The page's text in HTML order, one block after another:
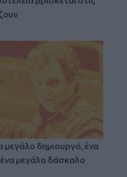
μεγάλο δημιουργό, ένα
μεγάλο δάσκαλο